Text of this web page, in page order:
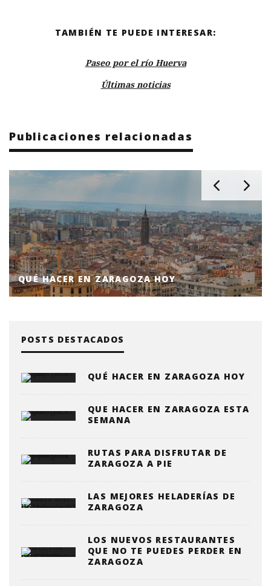
TAMBIÉN TE PUEDE INTERESAR:
Paseo por el río Huerva
Últimas noticias
Publicaciones relacionadas
QUÉ HACER EN ZARAGOZA HOY
POSTS DESTACADOS
QUÉ HACER EN ZARAGOZA HOY
QUE HACER EN ZARAGOZA ESTA
SEMANA
RUTAS PARA DISFRUTAR DE
ZARAGOZA A PIE
LAS MEJORES HELADERÍAS DE
ZARAGOZA
LOS NUEVOS RESTAURANTES
QUE NO TE PUEDES PERDER EN
ZARAGOZA